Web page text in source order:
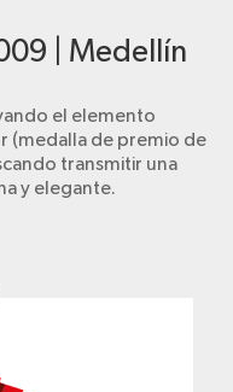
| Medellín
el elemento
(medalla de premio de
transmitir una
y elegante.